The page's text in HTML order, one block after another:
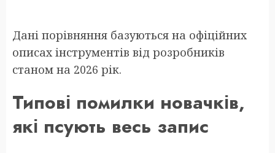
Дані порівняння базуються на офіційних
описах інструментів від розробників
станом на 2026 рік.
Типові помилки новачків,
які псують весь запис